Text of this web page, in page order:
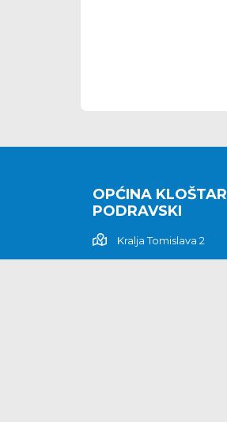
OPĆINA KLOŠTAR
PODRAVSKI
Kralja Tomislava 2